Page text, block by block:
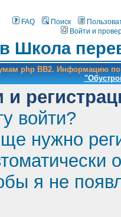
FAQ Поиск
Войти и
Школа
php BB2. Информацию
войти?
нужно
я не